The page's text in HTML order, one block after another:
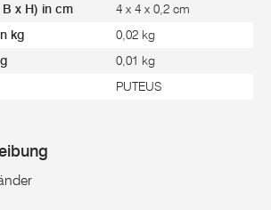
x H) in cm 4 x 4 x 0,2 cm
kg 0,02 kg
0,01 kg
PUTEUS